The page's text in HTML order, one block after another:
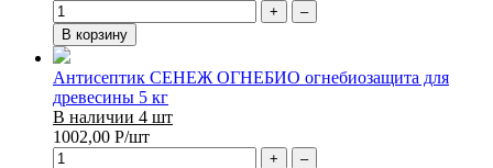
+
–
В корзину
Антисептик СЕНЕЖ ОГНЕБИО огнебиозащита для
древесины 5 кг
В наличии 4 шт
1002,00 Р/шт
+
–